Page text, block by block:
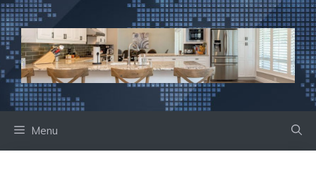
Ga
naar
de
inhoud
Menu